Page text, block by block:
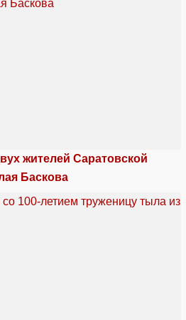
жителей Саратовской
Баскова